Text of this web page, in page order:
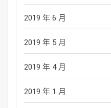
2019 年 6 月
2019 年 5 月
2019 年 4 月
2019 年 1 月